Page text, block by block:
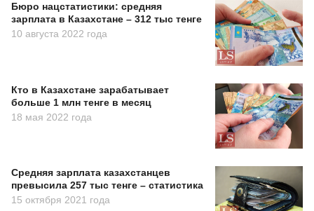
Бюро нацстатистики: средняя
зарплата в Казахстане – 312 тыс тенге
10 августа 2022 года
Кто в Казахстане зарабатывает
больше 1 млн тенге в месяц
18 мая 2022 года
Средняя зарплата казахстанцев
превысила 257 тыс тенге – статистика
15 октября 2021 года